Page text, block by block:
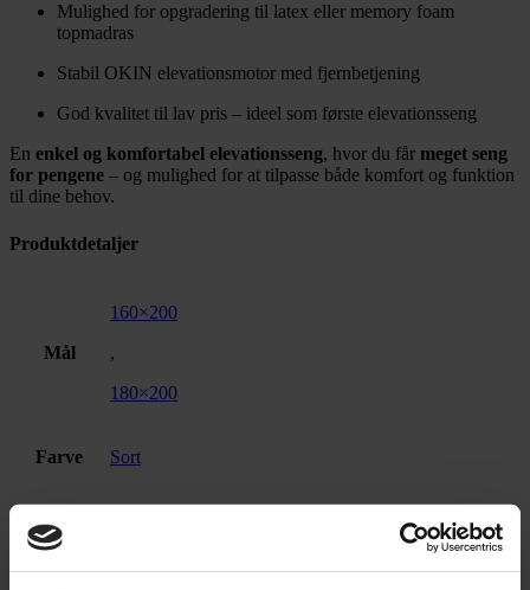
Mulighed for opgradering til latex eller memory foam
topmadras
Stabil OKIN elevationsmotor med fjernbetjening
God kvalitet til lav pris – ideel som første elevationsseng
En enkel og komfortabel elevationsseng, hvor du får meget seng
for pengene – og mulighed for at tilpasse både komfort og funktion
til dine behov.
Produktdetaljer
Mål
160×200
,
180×200
Farve Sort